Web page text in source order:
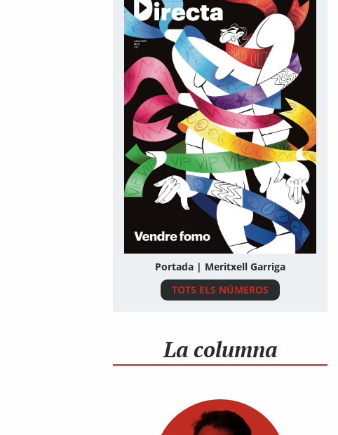
Portada | Meritxell Garriga
TOTS ELS NÚMEROS
La columna